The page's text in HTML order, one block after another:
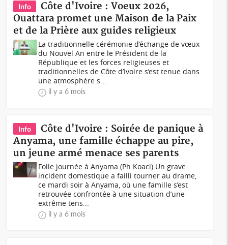
Info
Côte d'Ivoire : Voeux 2026,
Ouattara promet une Maison de la Paix
et de la Prière aux guides religieux
La traditionnelle cérémonie d’échange de vœux
du Nouvel An entre le Président de la
République et les forces religieuses et
traditionnelles de Côte d’Ivoire s’est tenue dans
une atmosphère s...
il y a 6 mois
Info
Côte d'Ivoire : Soirée de panique à
Anyama, une famille échappe au pire,
un jeune armé menace ses parents
Folle journée à Anyama (Ph Koaci) Un grave
incident domestique a failli tourner au drame,
ce mardi soir à Anyama, où une famille s’est
retrouvée confrontée à une situation d’une
extrême tens...
il y a 6 mois